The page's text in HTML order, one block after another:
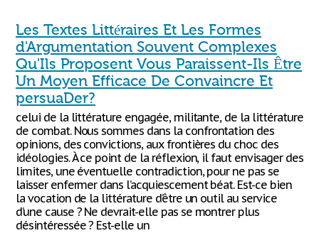
Les Textes Littéraires Et Les Formes
d'Argumentation Souvent Complexes
Qu'Ils Proposent Vous Paraissent-Ils Être
Un Moyen Efficace De Convaincre Et
persuaDer?
celui de la littérature engagée, militante, de la littérature
de combat. Nous sommes dans la confrontation des
opinions, des convictions, aux frontières du choc des
idéologies. À ce point de la réflexion, il faut envisager des
limites, une éventuelle contradiction, pour ne pas se
laisser enfermer dans l’acquiescement béat. Est-ce bien
la vocation de la littérature d’être un outil au service
d’une cause ? Ne devrait-elle pas se montrer plus
désintéressée ? Est-elle un